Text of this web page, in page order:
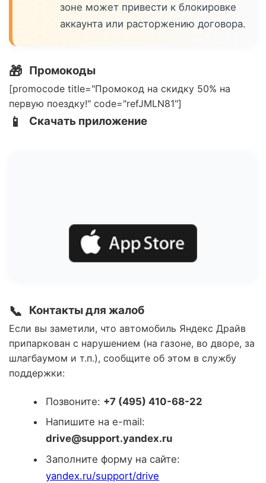
зоне может привести к блокировке
аккаунта или расторжению договора.
🎁 Промокоды
[promocode title="Промокод на скидку 50% на
первую поездку!" code="refJMLN81"]
📱 Скачать приложение
📞 Контакты для жалоб
Если вы заметили, что автомобиль Яндекс Драйв
припаркован с нарушением (на газоне, во дворе, за
шлагбаумом и т.п.), сообщите об этом в службу
поддержки:
Позвоните: +7 (495) 410-68-22
Напишите на e-mail:
drive@support.yandex.ru
Заполните форму на сайте:
yandex.ru/support/drive